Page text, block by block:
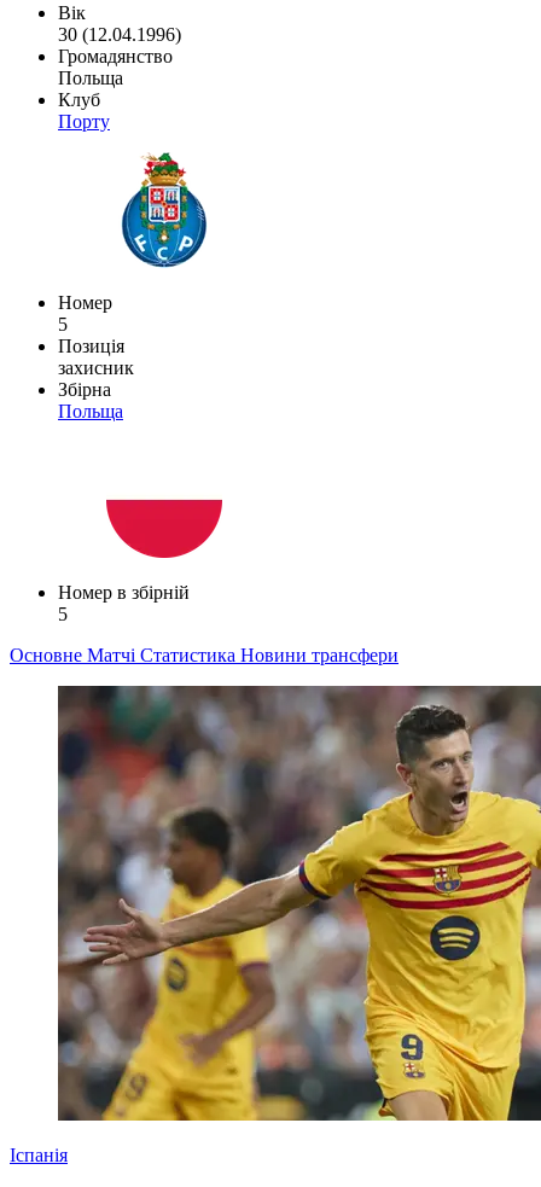
Вік
30 (12.04.1996)
Громадянство
Польща
Клуб
Порту
Номер
5
Позиція
захисник
Збірна
Польща
Номер в збірній
5
Основне Матчі Статистика Новини трансфери
Іспанія